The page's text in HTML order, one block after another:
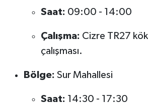
Saat: 09:00 - 14:00
Çalışma: Cizre TR27
çalışması.
Bölge: Sur Mahallesi
Saat: 14:30 - 17:30